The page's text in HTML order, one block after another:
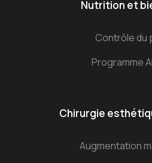
Nutrition et
Contrôle du
Programme
Chirurgie
Augmentation